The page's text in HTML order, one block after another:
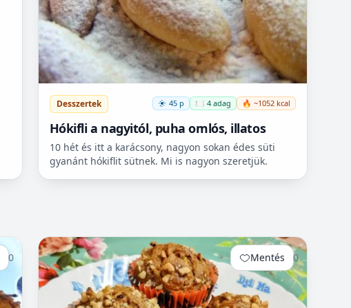
Desszertek 45 p 🍽️ 4 adag 🔥 ~1052 kcal
Hókifli a nagyitól, puha omlós, illatos
10 hét és itt a karácsony, nagyon sokan édes süti
gyanánt hókiflit sütnek. Mi is nagyon szeretjük.
0 Mentés 0